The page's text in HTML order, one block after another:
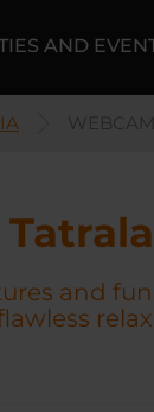
AND
and